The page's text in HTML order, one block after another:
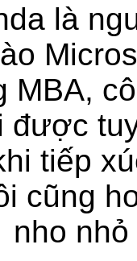
là
MBA,
được
tiếp
cũng
nho